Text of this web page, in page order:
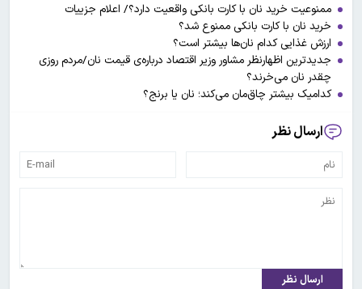
ممنوعیت خرید نان با کارت بانکی واقعیت دارد؟/ اعلام جزییات
خرید نان با کارت بانکی ممنوع شد؟
ارزش غذایی کدام نان‌ها بیشتر است؟
جدیدترین اظهارنظر مشاور وزیر اقتصاد درباره‌ی قیمت نان/مردم روزی
چقدر نان می‌خرند؟
کدامیک بیشتر چاق‌مان می‌کند؛ نان یا برنج؟
ارسال نظر
ارسال نظر